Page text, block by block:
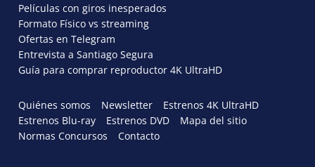
Películas con giros inesperados
Formato Físico vs streaming
Ofertas en Telegram
Entrevista a Santiago Segura
Guía para comprar reproductor 4K UltraHD
Quiénes somos Newsletter
Estrenos 4K UltraHD
Estrenos Blu-ray
Estrenos DVD
Mapa del sitio
Normas Concursos
Contacto